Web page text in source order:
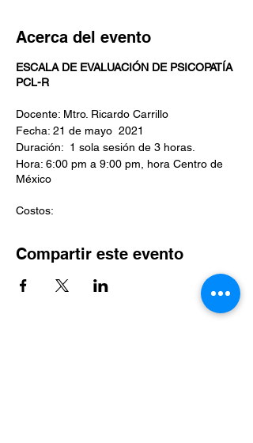
Acerca del evento
ESCALA DE EVALUACIÓN DE PSICOPATÍA
PCL-R
Docente: Mtro. Ricardo Carrillo
Fecha: 21 de mayo 2021
Duración: 1 sola sesión de 3 horas.
Hora: 6:00 pm a 9:00 pm, hora Centro de
México
Costos:
Miembros FMCC $150 pesos mexicanos, 9
Compartir este evento